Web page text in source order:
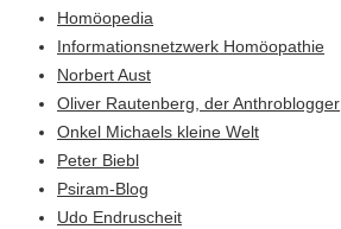
Homöopedia
Informationsnetzwerk Homöopathie
Norbert Aust
Oliver Rautenberg, der Anthroblogger
Onkel Michaels kleine Welt
Peter Biebl
Psiram-Blog
Udo Endruscheit